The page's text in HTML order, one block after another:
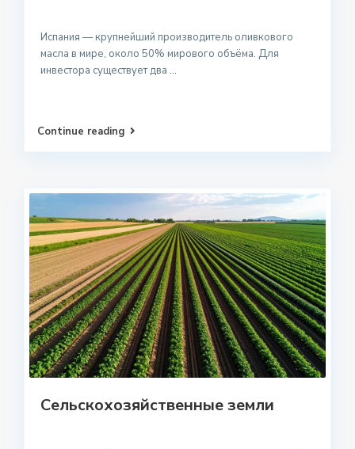
Испания — крупнейший производитель оливкового
масла в мире, около 50% мирового объёма. Для
инвестора существует два ...
Continue reading
Сельскохозяйственные земли